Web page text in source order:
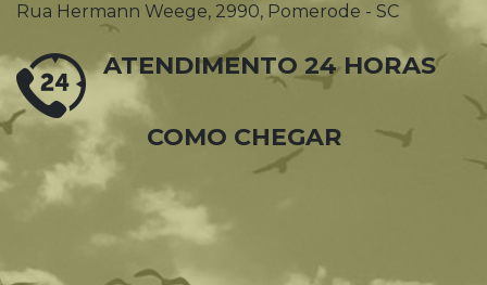
Rua Hermann Weege, 2990, Pomerode - SC
ATENDIMENTO 24 HORAS
COMO CHEGAR